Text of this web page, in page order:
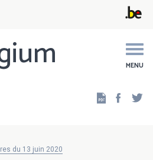
MENU
du 13 juin 2020